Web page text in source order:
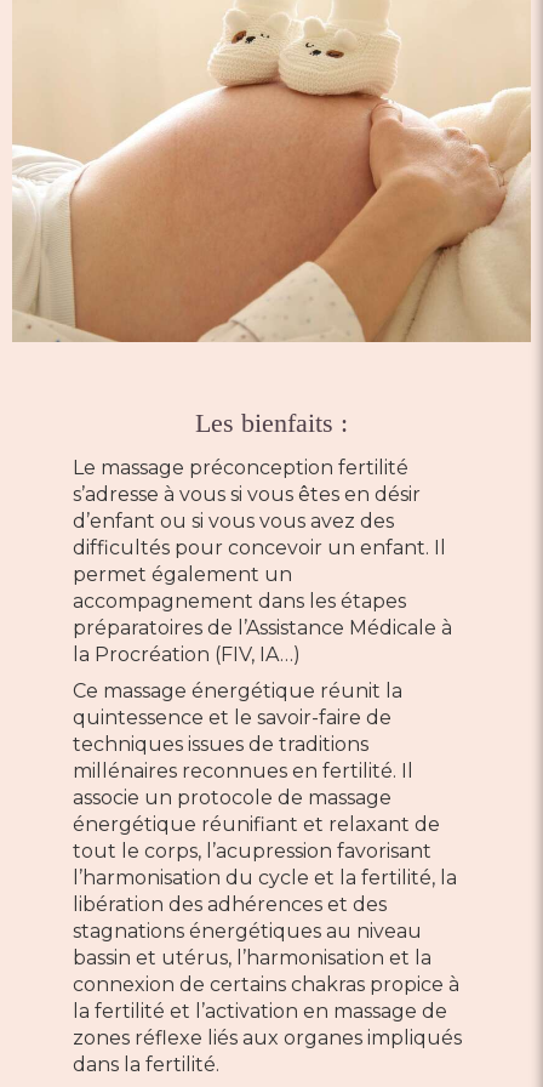
Les bienfaits :
Le massage préconception fertilité
s’adresse à vous si vous êtes en désir
d’enfant ou si vous vous avez des
difficultés pour concevoir un enfant. Il
permet également un
accompagnement dans les étapes
préparatoires de l’Assistance Médicale à
la Procréation (FIV, IA…)
Ce massage énergétique réunit la
quintessence et le savoir-faire de
techniques issues de traditions
millénaires reconnues en fertilité. Il
associe un protocole de massage
énergétique réunifiant et relaxant de
tout le corps, l’acupression favorisant
l’harmonisation du cycle et la fertilité, la
libération des adhérences et des
stagnations énergétiques au niveau
bassin et utérus, l’harmonisation et la
connexion de certains chakras propice à
la fertilité et l’activation en massage de
zones réflexe liés aux organes impliqués
dans la fertilité.